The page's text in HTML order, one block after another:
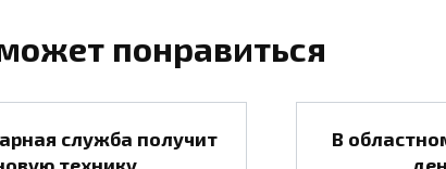
понравиться
служба получит
технику
В